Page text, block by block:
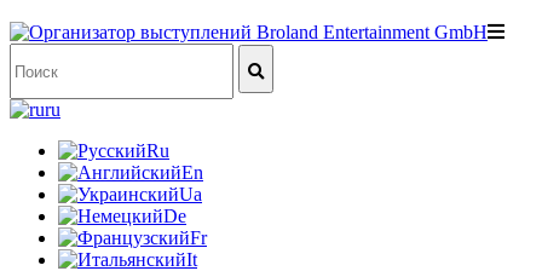
ru
Ru
En
Ua
De
Fr
It